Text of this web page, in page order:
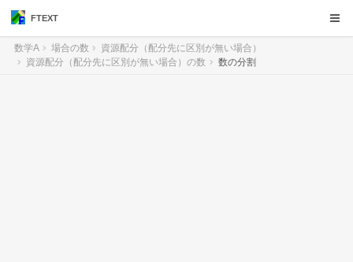
FTEXT
数学A 場合の数
資源配分（配分先に区別が無い場合）
資源配分（配分先に区別が無い場合）の数
数の分割